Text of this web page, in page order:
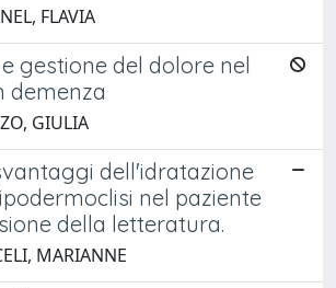
FLAVIA
gestione del dolore nel
demenza
GIULIA
dell'idratazione
nel paziente
della letteratura.
MARIANNE